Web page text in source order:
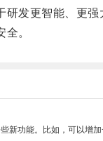
更智能、更强
。
新功能。比如，可以增